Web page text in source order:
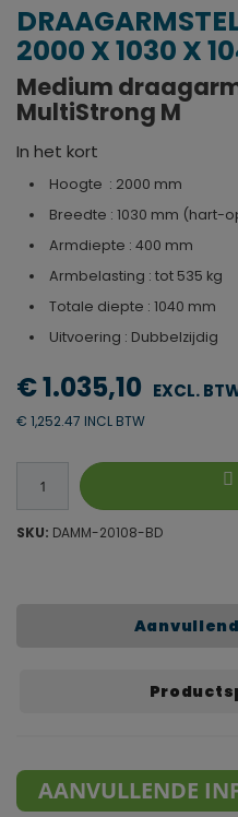
2000 X 1030 X
Medium
MultiStrong M
In het kort
Hoogte : 2000 mm
Breedte : 1030 mm (hart-
Armdiepte : 400 mm
Armbelasting : tot 535 kg
Totale diepte : 1040 mm
Uitvoering : Dubbelzijdig
€ 1.035,10
€ 1,252.47 INCL BTW
SKU: DAMM-20108-BD
AANVULLENDE